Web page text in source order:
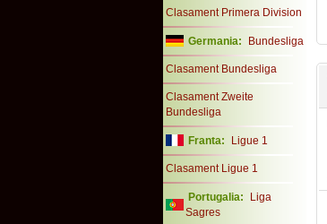
Clasament Primera Division
Germania: Bundesliga
Clasament Bundesliga
Clasament Zweite
Bundesliga
Franta: Ligue 1
Clasament Ligue 1
Portugalia:
Liga
Sagres